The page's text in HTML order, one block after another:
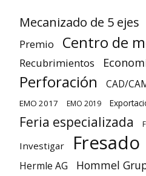
Mecanizado de 5 ejes
Premio Centro de
Recubrimientos
Perforación CAD/
EMO 2017 EMO 2019
Feria especializada
Investigar Fresado
Hermle AG Hommel